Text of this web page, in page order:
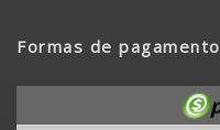
Formas de pagamento